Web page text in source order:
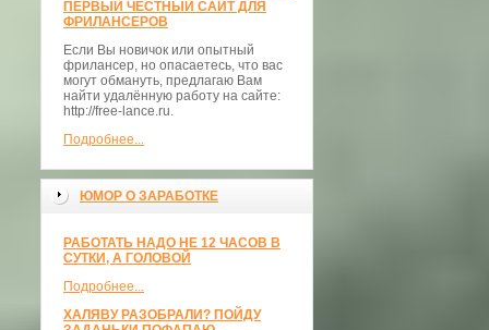
ПЕРВЫЙ ЧЕСТНЫЙ САЙТ ДЛЯ
ФРИЛАНСЕРОВ
Если Вы новичок или опытный
фрилансер, но опасаетесь, что вас
могут обмануть, предлагаю Вам
найти удалённую работу на сайте:
http://free-lance.ru.
Подробнее...
ЮМОР О ЗАРАБОТКЕ
РАБОТАТЬ НАДО НЕ 12 ЧАСОВ В
СУТКИ, А ГОЛОВОЙ
Подробнее...
ХАЛЯВУ РАЗОБРАЛИ? ПОЙДУ